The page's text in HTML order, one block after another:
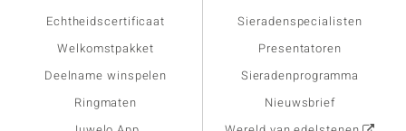
Echtheidscertificaat
Welkomstpakket
Deelname winspelen
Ringmaten
Sieradenspecialisten
Presentatoren
Sieradenprogramma
Nieuwsbrief